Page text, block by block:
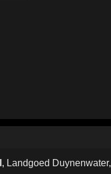
, Landgoed Duynenwater,